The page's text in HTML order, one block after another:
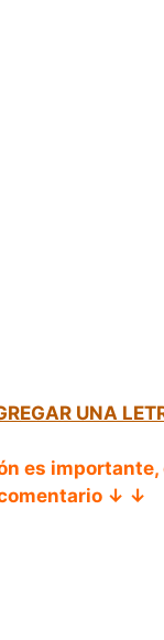
UNA
es importante,
↓ ↓